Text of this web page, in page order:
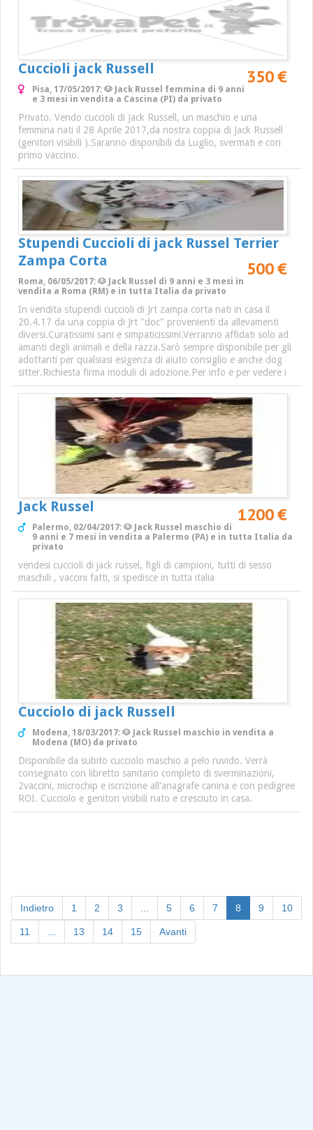
Cuccioli jack Russell 350 €
Pisa, 17/05/2017: 🐶 Jack Russel femmina di 9 anni
e 3 mesi in vendita a Cascina (PI) da privato
Privato. Vendo cuccioli di Jack Russell, un maschio e una
femmina nati il 28 Aprile 2017,da nostra coppia di Jack Russell
(genitori visibili ).Saranno disponibili da Luglio, svermati e con
primo vaccino.
Stupendi Cuccioli di jack Russel Terrier
Zampa Corta
500 €
Roma, 06/05/2017: 🐶 Jack Russel di 9 anni e 3 mesi in
vendita a Roma (RM) e in tutta Italia da privato
In vendita stupendi cuccioli di Jrt zampa corta nati in casa il
20.4.17 da una coppia di Jrt "doc" provenienti da allevamenti
diversi.Curatissimi sani e simpaticissimi.Verranno affidati solo ad
amanti degli animali e della razza.Sarò sempre disponibile per gli
adottanti per qualsiasi esigenza di aiuto consiglio e anche dog
sitter.Richiesta firma moduli di adozione.Per info e per vedere i
Jack Russel 1200 €
Palermo, 02/04/2017: 🐶 Jack Russel maschio di
9 anni e 7 mesi in vendita a Palermo (PA) e in tutta Italia da
privato
vendesi cuccioli di jack russel, figli di campioni, tutti di sesso
maschili , vaccini fatti, si spedisce in tutta italia
Cucciolo di jack Russell
Modena, 18/03/2017: 🐶 Jack Russel maschio in vendita a
Modena (MO) da privato
Disponibile da subito cucciolo maschio a pelo ruvido. Verrà
consegnato con libretto sanitario completo di sverminazioni,
2vaccini, microchip e iscrizione all'anagrafe canina e con pedigree
ROI. Cucciolo e genitori visibili nato e cresciuto in casa.
Indietro 1 2 3 ... 5 6 7 8 (current)
9 10
11 ... 13 14 15 Avanti